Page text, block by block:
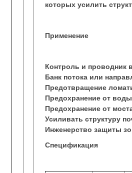
которых усилить
Применение
Контроль и проводник
Банк потока или
Предотвращение
Предохранение от
Предохранение от
Усиливать структуру
Инженерство защиты
Спецификация